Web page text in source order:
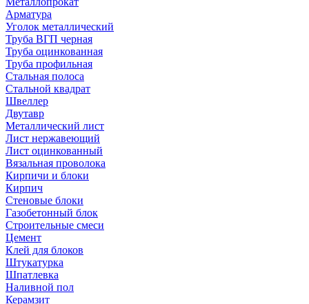
Арматура
Уголок металлический
Труба ВГП черная
Труба оцинкованная
Труба профильная
Стальная полоса
Стальной квадрат
Швеллер
Двутавр
Металлический лист
Лист нержавеющий
Лист оцинкованный
Вязальная проволока
Кирпичи и блоки
Кирпич
Стеновые блоки
Газобетонный блок
Строительные смеси
Цемент
Клей для блоков
Штукатурка
Шпатлевка
Наливной пол
Керамзит